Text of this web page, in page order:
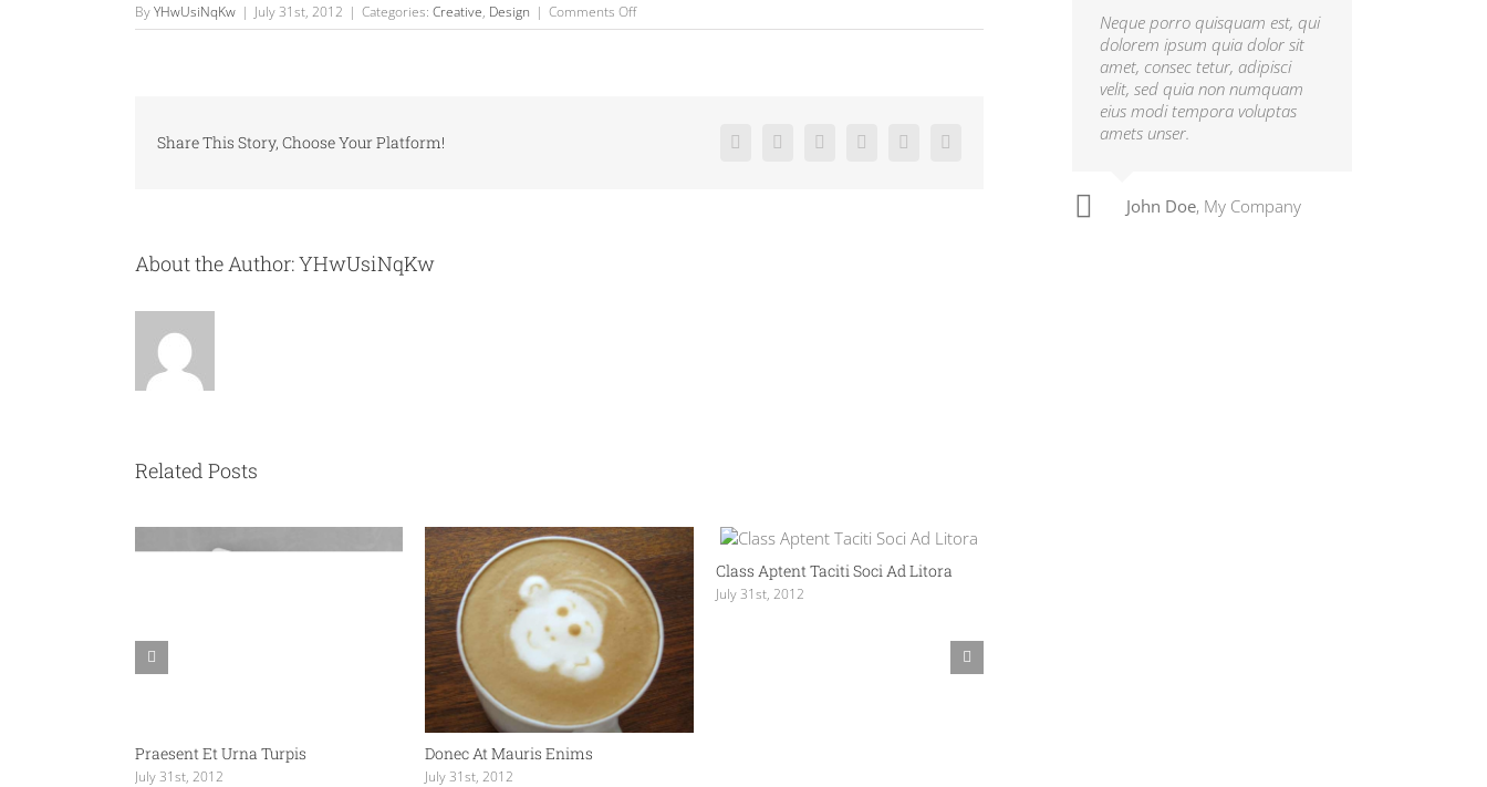
ByYHwUsiNqKw | July 31st, 2012 | Categories: Creative, Design | Comments Offon
Nullam
Share This Story, Choose Your Platform! Facebook
X RedditLinkedInPinterestVk
About the Author:YHwUsiNqKw
Related Posts
Praesent Et Urna Turpis
July 31st, 2012
Donec At Mauris Enims
July 31st, 2012
Class Aptent Taciti Soci Ad Litora
July 31st, 2012
Neque porro quisquam est, qui
dolorem ipsum quia dolor sit
amet, consec tetur, adipisci
velit, sed quia non numquam
eius modi tempora voluptas
amets unser.
John Doe, My Company
Luke Beck Theme Fusion